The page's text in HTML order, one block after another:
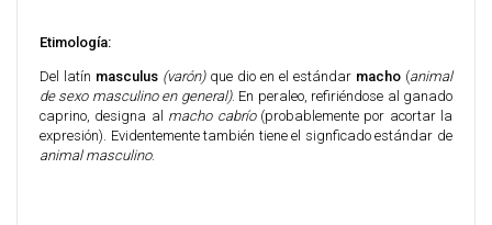
Etimología:
Del latín masculus (varón)que dio en el estándar macho (animal
de sexo masculino en general). En peraleo, refiriéndose al ganado
caprino, designa al macho cabrío(probablemente por acortar la
expresión). Evidentemente también tiene el signficado estándar de
animal masculino.